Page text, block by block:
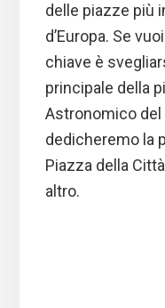
delle piazze più
d’Europa. Se
chiave è
principale della
Astronomico del
dedicheremo la
Piazza della
altro.